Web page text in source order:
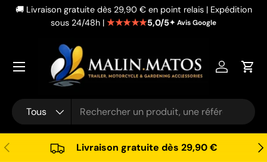
Aller au contenu
🚚 Livraison gratuite dès 29,90 € en point relais | Expédition
sous 24/48h | ★★★★★5,0/5✦ Avis Google
Recherche
Type de produit
Tous
Se
Précédent Livraison gratuite dès 29,90 €